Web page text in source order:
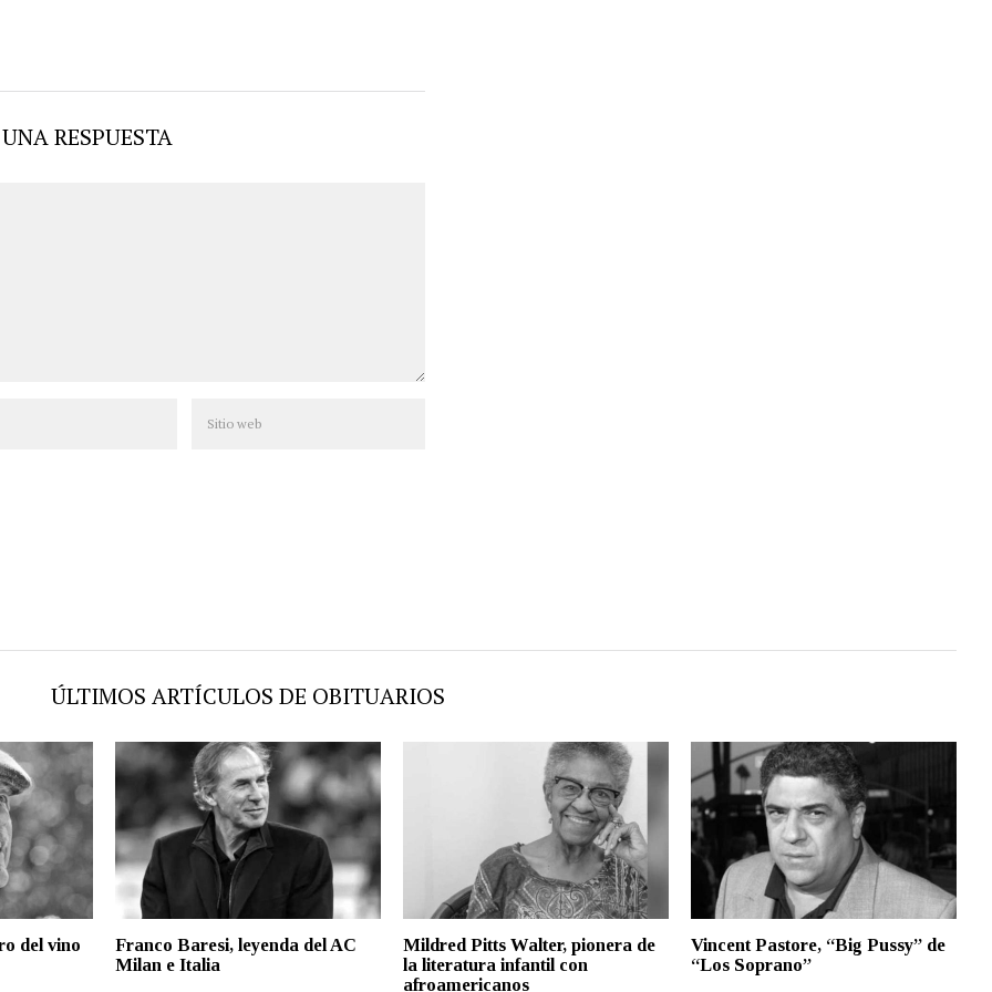
RESPUESTA
ÚLTIMOS ARTÍCULOS DE OBITUARIOS
del vino
Franco Baresi, leyenda del AC
Milan e Italia
Mildred Pitts Walter, pionera de
la literatura infantil con
afroamericanos
Vincent Pastore, “Big Pussy” de
“Los Soprano”